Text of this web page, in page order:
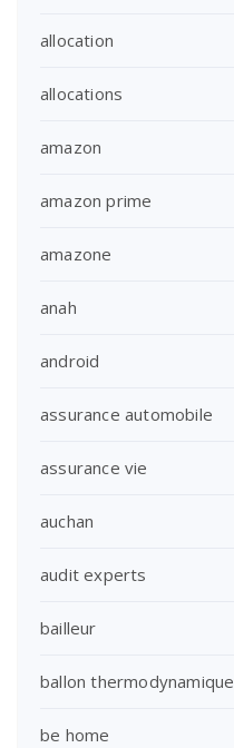
allocation
allocations
amazon
amazon prime
amazone
anah
android
assurance automobile
assurance vie
auchan
audit experts
bailleur
ballon thermodynamique
be home